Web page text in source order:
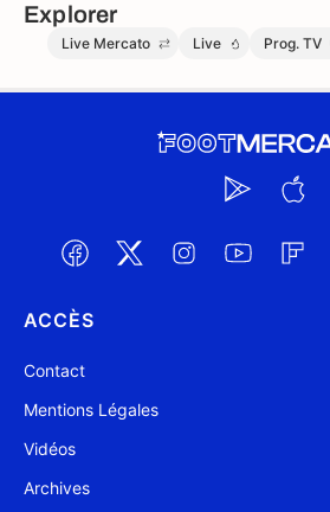
Explorer
Live Mercato Live Prog. TV
ACCÈS
Contact
Mentions Légales
Vidéos
Archives